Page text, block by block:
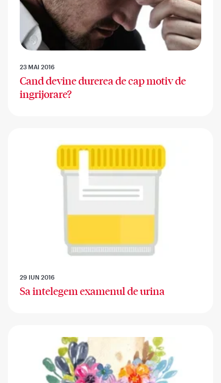
23 MAI 2016
Cand devine durerea de cap motiv de
ingrijorare?
29 IUN 2016
Sa intelegem examenul de urina